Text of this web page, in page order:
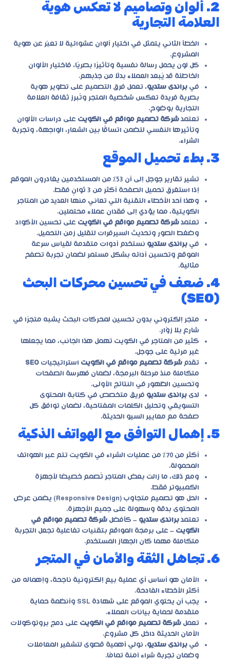
2. ألوان وتصاميم لا تعكس هوية
العلامة التجارية
الخطأ الثاني يتمثل في اختيار ألوان عشوائية لا تعبّر عن هوية
المشروع.
كل لون يحمل رسالة نفسية وتأثيرًا بصريًا، فاختيار الألوان
الخاطئة قد يُبعد العملاء بدلًا من جذبهم.
في براندى ستديو، تعمل فرق التصميم على تطوير هوية
بصرية فريدة تعكس شخصية المتجر وتُبرز ثقافة العلامة
التجارية بوضوح.
تعتمد شركة تصميم مواقع في الكويت على دراسات الألوان
وتأثيرها النفسي لتضمن اتساقًا بين الشعار، الواجهة، وتجربة
الشراء.
3. بطء تحميل الموقع
تشير تقارير جوجل إلى أن 53% من المستخدمين يغادرون الموقع
إذا استغرق تحميل الصفحة أكثر من 3 ثوانٍ فقط.
وهذا أحد الأخطاء التقنية التي تعاني منها العديد من المتاجر
الكويتية، مما يؤدي إلى فقدان عملاء محتملين.
تعتمد شركة تصميم مواقع في الكويت على تحسين الأكواد
وضغط الصور وتحديث السيرفرات لتقليل زمن التحميل.
في براندى ستديو نستخدم أدوات متقدمة لقياس سرعة
الموقع وتحسين أدائه بشكل مستمر لضمان تجربة تصفح
مثالية.
4. ضعف في تحسين محركات البحث
(SEO)
متجر إلكتروني بدون تحسين لمحركات البحث يشبه متجرًا في
شارع بلا زوّار.
كثير من المتاجر في الكويت تهمل هذا الجانب، مما يجعلها
غير مرئية على جوجل.
تقدم شركة تصميم مواقع في الكويت استراتيجيات SEO
متكاملة منذ مرحلة البرمجة، لضمان فهرسة الصفحات
وتحسين الظهور في النتائج الأولى.
لدى براندى ستديو فريق متخصص في كتابة المحتوى
التسويقي وتحليل الكلمات المفتاحية، لضمان توافق كل
صفحة مع معايير السيو الحديثة.
5. إهمال التوافق مع الهواتف الذكية
أكثر من 70% من عمليات الشراء في الكويت تتم عبر الهواتف
المحمولة.
ومع ذلك، ما زالت بعض المتاجر تُصمم خصيصًا لأجهزة
الكمبيوتر فقط.
الحل هو تصميم متجاوب (Responsive Design) يضمن عرض
المحتوى بدقة وسهولة على جميع الأجهزة.
تعتمد براندى ستديو – كأفضل شركة تصميم مواقع في
الكويت – على برمجة المواقع بتقنيات تفاعلية تجعل التجربة
متكاملة مهما كان الجهاز المستخدم.
6. تجاهل الثقة والأمان في المتجر
الأمان هو أساس أي عملية بيع إلكترونية ناجحة، وإهماله من
أكثر الأخطاء الفادحة.
يجب أن يحتوي الموقع على شهادة SSL وأنظمة حماية
متقدمة لحماية بيانات العملاء.
تعمل شركة تصميم مواقع في الكويت على دمج بروتوكولات
الأمان الحديثة داخل كل مشروع.
في براندى ستديو، نولي أهمية قصوى لتشفير المعاملات
وضمان تجربة شراء آمنة تمامًا.